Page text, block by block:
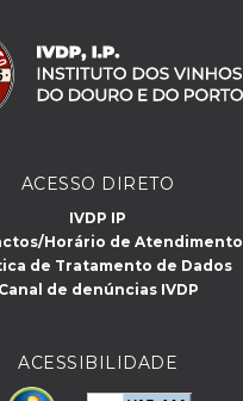
ACESSO DIRETO
IVDP IP
Horário de Atendimento
de Tratamento de Dados
Canal de denúncias IVDP
ACESSIBILIDADE